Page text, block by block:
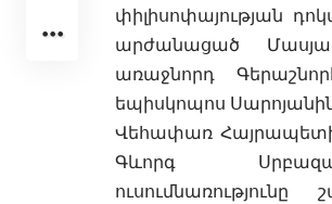
փիլիսոփայության
արժանացած
առաջնորդ
եպիսկոպոս
Վեհափառ Հայրապետի
Գևորգ
ուսումնառությունը